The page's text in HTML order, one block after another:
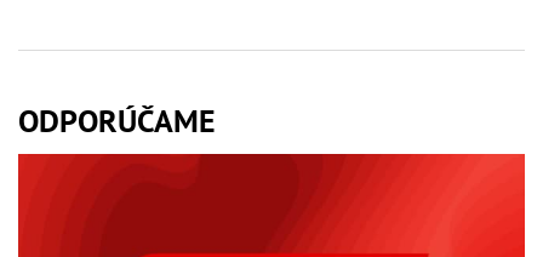
ODPORÚČAME